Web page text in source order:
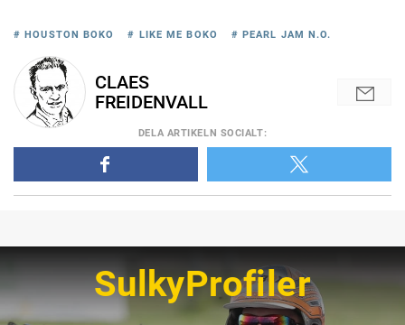
# HOUSTON BOKO # LIKE ME BOKO # PEARL JAM N.O.
CLAES
FREIDENVALL
DELA ARTIKELN SOCIALT:
SulkyProfiler